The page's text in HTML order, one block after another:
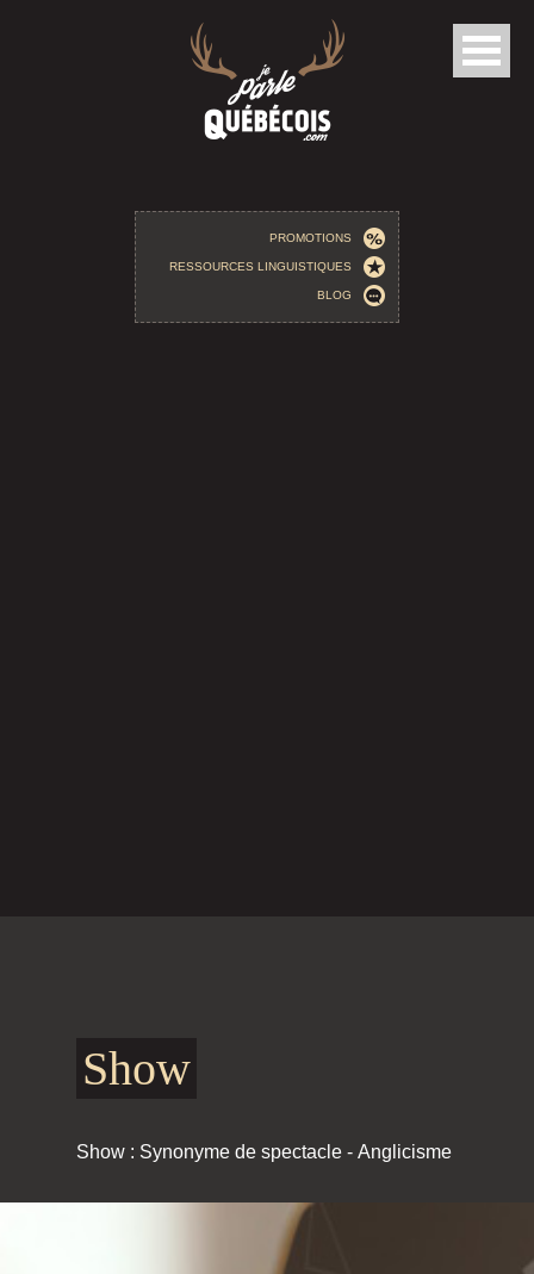
PROMOTIONS
RESSOURCES LINGUISTIQUES
BLOG
Show
Show : Synonyme de spectacle - Anglicisme